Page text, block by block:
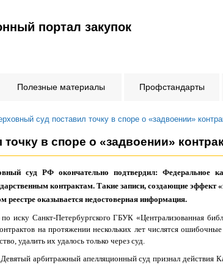
портал закупок
Полезные материалы Профстандарты
суд поставил точку в споре о «задвоении»
в споре о «задвоении»
суд РФ окончательно подтвердил: Федеральное
контрактам. Такие записи, создающие эффект
реестре оказывается недостоверная информация.
иску Санкт-Петербургского ГБУК «Централизованная
на протяжении нескольких лет числятся
удалить их удалось только через суд.
арбитражный апелляционный суд признал действия